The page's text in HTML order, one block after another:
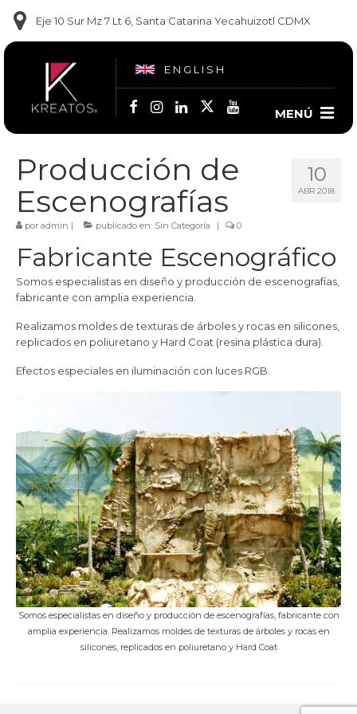
Eje 10 Sur Mz 7 Lt 6, Santa Catarina Yecahuizotl CDMX
ENGLISH
MENÚ
Contacto
(55) 5860-1681
(55) 5860-1682
(55) 6909-9102
10
ABR 2018
Producción de
Escenografías
por admin | publicado en: Sin Categoría | 0
Fabricante Escenográfico
Somos especialistas en diseño y producción de escenografías,
fabricante con amplia experiencia.
Realizamos moldes de texturas de árboles y rocas en silicones,
replicados en poliuretano y Hard Coat (resina plástica dura).
Efectos especiales en iluminación con luces RGB.
Somos especialistas en diseño y producción de escenografías, fabricante con
amplia experiencia. Realizamos moldes de texturas de árboles y rocas en
silicones, replicados en poliuretano y Hard Coat